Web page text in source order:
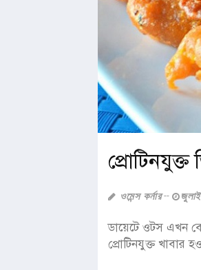
ওমেন্স কর্নার
ডায়েটে ওটস এখন
প্রোটিনযুক্ত খাবার